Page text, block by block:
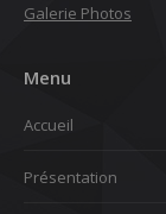
Galerie Photos
Menu
Accueil
Présentation